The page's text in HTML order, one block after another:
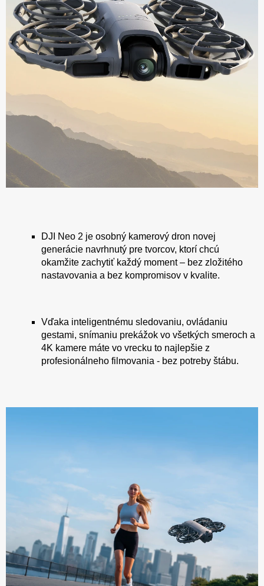
DJI Neo 2 je osobný kamerový dron novej
generácie navrhnutý pre tvorcov, ktorí chcú
okamžite zachytiť každý moment – bez zložitého
nastavovania a bez kompromisov v kvalite.
Vďaka inteligentnému sledovaniu, ovládaniu
gestami, snímaniu prekážok vo všetkých smeroch a
4K kamere máte vo vrecku to najlepšie z
profesionálneho filmovania - bez potreby štábu.